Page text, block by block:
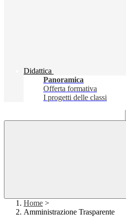
Didattica
Panoramica
Offerta formativa
I progetti delle classi
Home >
Amministrazione Trasparente